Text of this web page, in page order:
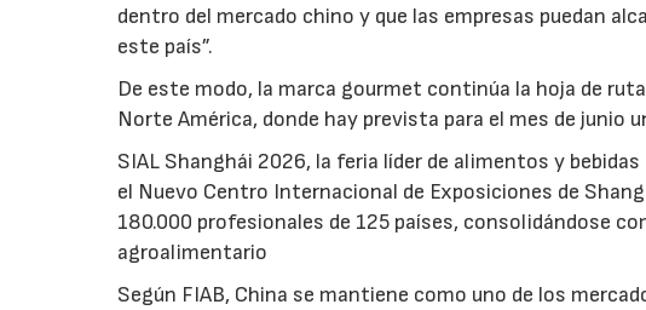
dentro del mercado chino y que las empresas puedan
este país”.
De este modo, la marca gourmet continúa la hoja de
Norte América, donde hay prevista para el mes de junio
SIAL Shanghái 2026, la feria líder de alimentos y
el Nuevo Centro Internacional de Exposiciones de
180.000 profesionales de 125 países, consolidándose
agroalimentario
Según FIAB, China se mantiene como uno de los